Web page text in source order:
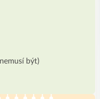
být)